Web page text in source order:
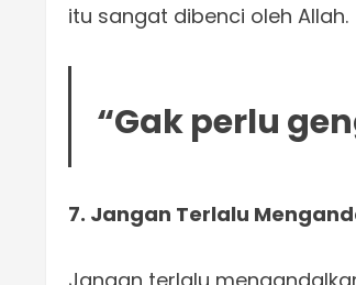
itu sangat dibenci oleh Allah.
“Gak perlu
7. Jangan Terlalu